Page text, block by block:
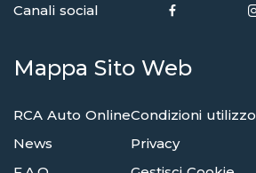
Canali social
Mappa Sito Web
RCA Auto Online
News
Condizioni utilizzo
Privacy